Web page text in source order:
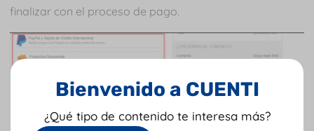
finalizar con el proceso de pago.
Bienvenido a CUENTI
¿Qué tipo de contenido te interesa más?